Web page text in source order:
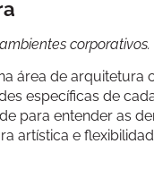
corporativos.
área de arquitetura
específicas de
para entender as
artística e